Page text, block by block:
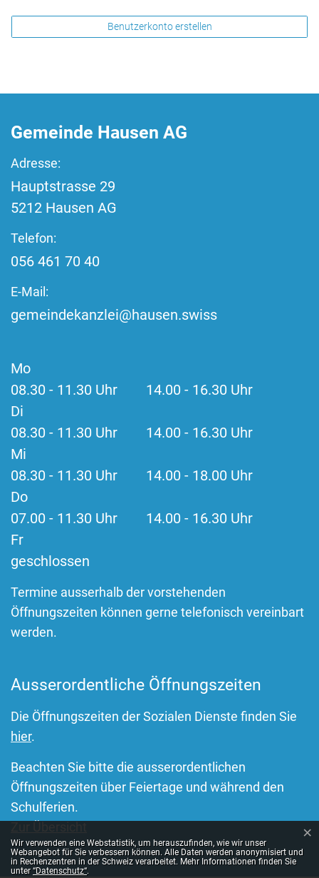
Benutzerkonto erstellen
Gemeinde Hausen AG
Adresse:
Hauptstrasse 29
5212 Hausen AG
Telefon:
056 461 70 40
E-Mail:
gemeindekanzlei@hausen.swiss
Mo
08.30 - 11.30 Uhr 14.00 - 16.30 Uhr
Di
08.30 - 11.30 Uhr 14.00 - 16.30 Uhr
Mi
08.30 - 11.30 Uhr 14.00 - 18.00 Uhr
Do
07.00 - 11.30 Uhr 14.00 - 16.30 Uhr
Fr
geschlossen
Termine ausserhalb der vorstehenden
Öffnungszeiten können gerne telefonisch vereinbart
werden.
Ausserordentliche Öffnungszeiten
Die Öffnungszeiten der Sozialen Dienste finden Sie
hier.
Beachten Sie bitte die ausserordentlichen
Öffnungszeiten über Feiertage und während den
Schulferien.
Webstatistik
Wir verwenden eine Webstatistik, um herauszufinden, wie wir unser
Webangebot für Sie verbessern können. Alle Daten werden anonymisiert und
in Rechenzentren in der Schweiz verarbeitet. Mehr Informationen finden Sie
unter“Datenschutz“.
×